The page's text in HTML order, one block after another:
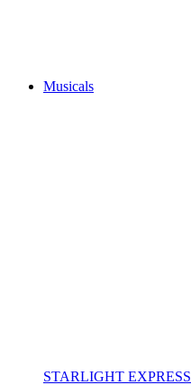
Musicals
STARLIGHT EXPRESS